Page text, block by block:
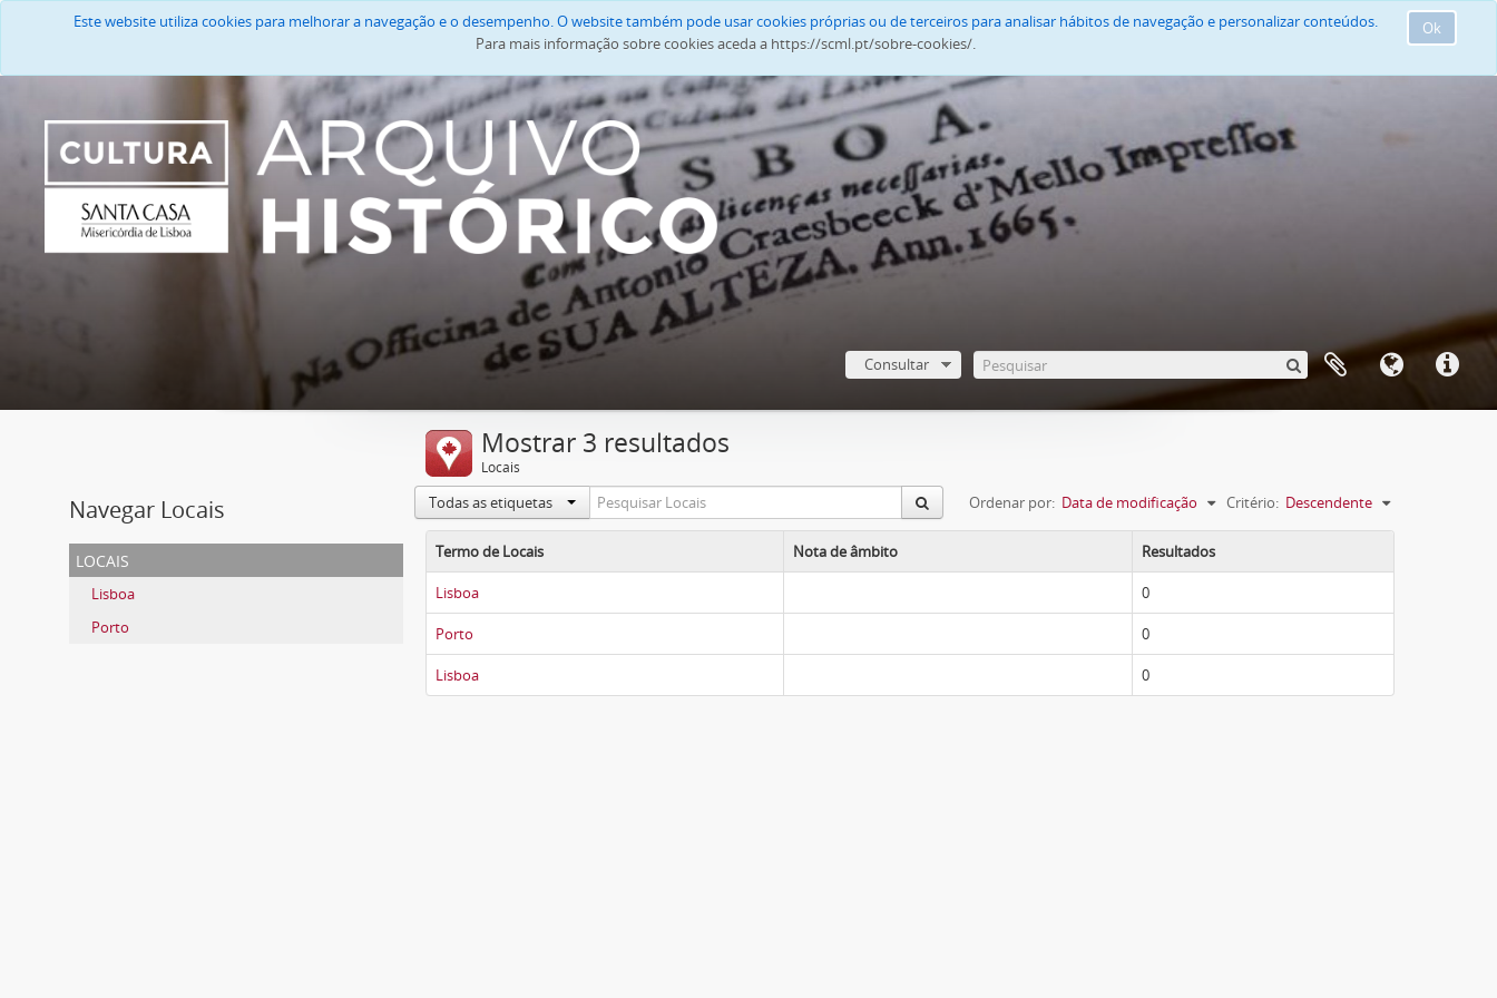
Ok
Este website utiliza cookies para melhorar a navegação e o desempenho. O website também pode usar cookies próprias ou de terceiros para analisar hábitos de navegação e personalizar conteúdos.
Para mais informação sobre cookies aceda a https://scml.pt/sobre-cookies/.
Consultar
Navegar Locais
locais
Lisboa
Porto
Mostrar 3 resultados
Locais
Todas as etiquetas Ordenar por: Data de modificação Critério: Descendente
Termo de Locais Nota de âmbito Resultados
Lisboa 0
Porto 0
Lisboa 0